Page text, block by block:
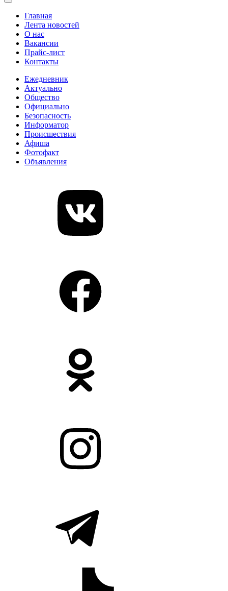
Главная
Лента новостей
О нас
Вакансии
Прайс-лист
Контакты
Ежедневник
Актуально
Общество
Официально
Безопасность
Информатор
Происшествия
Афиша
Фотофакт
Объявления